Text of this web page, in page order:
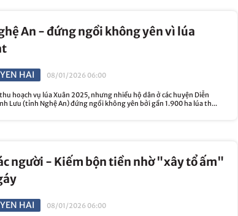
An - đứng ngồi không yên vì lúa
HAI 08/01/2026 06:00
hoạch vụ lúa Xuân 2025, nhưng nhiều hộ dân ở các huyện Diễn
Lưu (tỉnh Nghệ An) đứng ngồi không yên bởi gần 1.900 ha lúa th...
người - Kiếm bộn tiền nhờ "xây tổ ấm"
HAI 08/01/2026 06:00